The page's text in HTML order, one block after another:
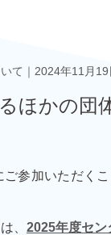
て 2024年11月19
ほかの団
参加いただく
、 2025年度セン